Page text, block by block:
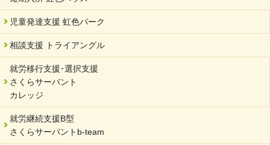
を開催しました。
2024/02/20
2024/02/02
岐阜県 ワーク・ライフ・バランス推進エクセレント企業認定
2024/01/15
令和6年能登半島地震被災者支援において
2023/12/29
児童発達支援 虹色パーク
相談支援 トライアングル
就労移行支援･選択支援
さくらサーバント
カレッジ
就労継続支援B型
さくらサーバントb-team